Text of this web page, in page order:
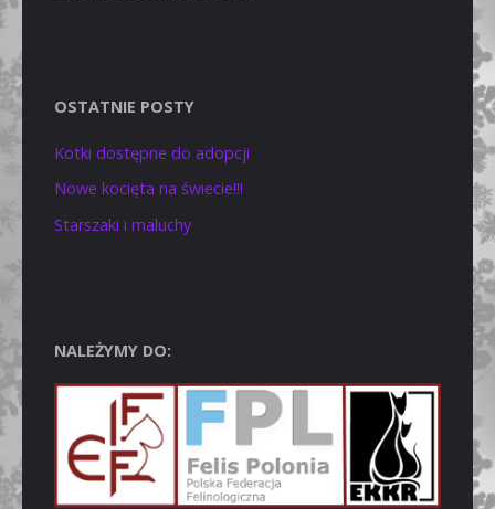
OSTATNIE POSTY
Kotki dostępne do adopcji
Nowe kocięta na świecie!!!
Starszaki i maluchy
NALEŻYMY DO: